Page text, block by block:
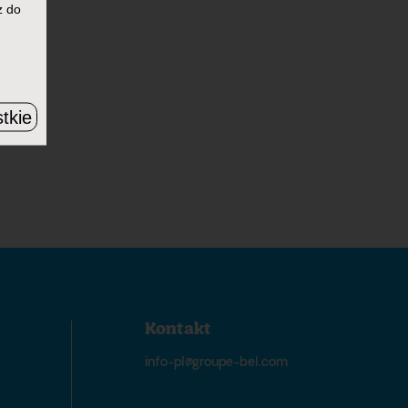
Kontakt
info-pl@groupe-bel.com
do